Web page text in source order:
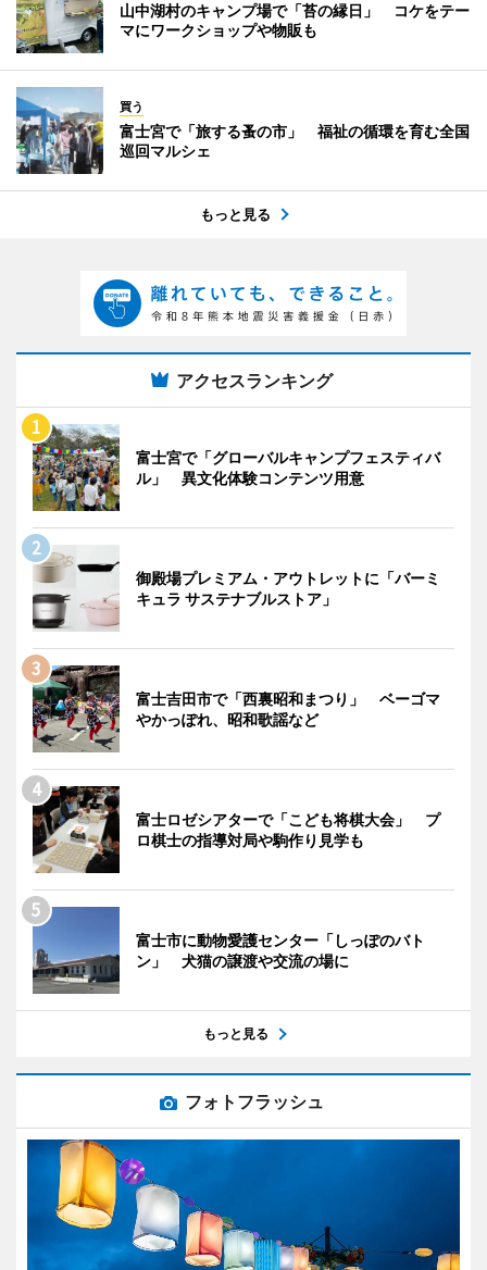
山中湖村のキャンプ場で「苔の縁日」 コケをテー
マにワークショップや物販も
買う
富士宮で「旅する蚤の市」 福祉の循環を育む全国
巡回マルシェ
もっと見る
アクセスランキング
富士宮で「グローバルキャンプフェスティバ
ル」 異文化体験コンテンツ用意
御殿場プレミアム・アウトレットに「バーミ
キュラ サステナブルストア」
富士吉田市で「西裏昭和まつり」 ベーゴマ
やかっぽれ、昭和歌謡など
富士ロゼシアターで「こども将棋大会」 プ
ロ棋士の指導対局や駒作り見学も
富士市に動物愛護センター「しっぽのバト
ン」 犬猫の譲渡や交流の場に
もっと見る
フォトフラッシュ